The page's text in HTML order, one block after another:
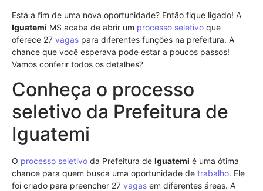
Está a fim de uma nova oportunidade? Então fique ligado! A
Iguatemi MS acaba de abrir um processo seletivo que
oferece 27 vagas para diferentes funções na prefeitura. A
chance que você esperava pode estar a poucos passos!
Vamos conferir todos os detalhes?
Conheça o processo
seletivo da Prefeitura de
Iguatemi
O processo seletivo da Prefeitura de Iguatemi é uma ótima
chance para quem busca uma oportunidade de trabalho. Ele
foi criado para preencher 27 vagas em diferentes áreas. A